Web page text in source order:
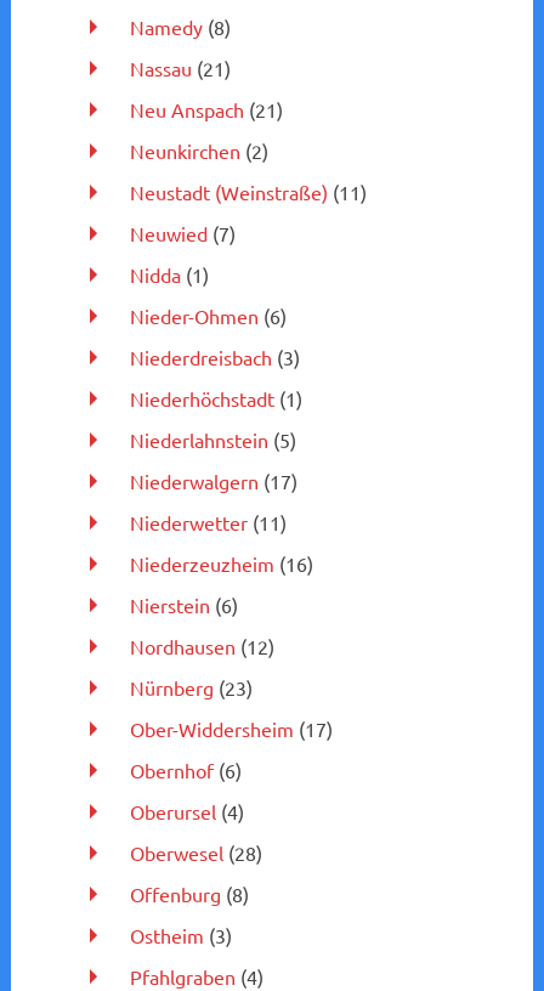
Namedy(8)
Nassau (21)
Neu Anspach (21)
Neunkirchen (2)
Neustadt (Weinstraße) (11)
Neuwied(7)
Nidda(1)
Nieder-Ohmen (6)
Niederdreisbach (3)
Niederhöchstadt(1)
Niederlahnstein (5)
Niederwalgern (17)
Niederwetter(11)
Niederzeuzheim (16)
Nierstein (6)
Nordhausen (12)
Nürnberg (23)
Ober-Widdersheim (17)
Obernhof(6)
Oberursel(4)
Oberwesel(28)
Offenburg (8)
Ostheim (3)
Pfahlgraben (4)